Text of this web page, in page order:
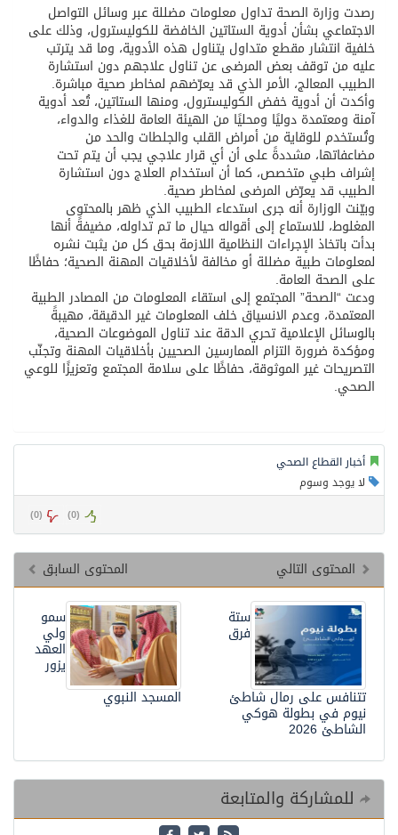
رصدت وزارة الصحة تداول معلومات مضللة عبر وسائل التواصل
الاجتماعي بشأن أدوية الستاتين الخافضة للكوليسترول، وذلك على
خلفية انتشار مقطع متداول يتناول هذه الأدوية، وما قد يترتب
عليه من توقف بعض المرضى عن تناول علاجهم دون استشارة
الطبيب المعالج، الأمر الذي قد يعرّضهم لمخاطر صحية مباشرة.
وأكدت أن أدوية خفض الكوليسترول، ومنها الستاتين، تُعد أدوية
آمنة ومعتمدة دوليًا ومحليًا من الهيئة العامة للغذاء والدواء،
وتُستخدم للوقاية من أمراض القلب والجلطات والحد من
مضاعفاتها، مشددةً على أن أي قرار علاجي يجب أن يتم تحت
إشراف طبي متخصص، كما أن استخدام العلاج دون استشارة
الطبيب قد يعرّض المرضى لمخاطر صحية.
وبيّنت الوزارة أنه جرى استدعاء الطبيب الذي ظهر بالمحتوى
المغلوط، للاستماع إلى أقواله حيال ما تم تداوله، مضيفةً أنها
بدأت باتخاذ الإجراءات النظامية اللازمة بحق كل من يثبت نشره
لمعلومات طبية مضللة أو مخالفة لأخلاقيات المهنة الصحية؛ حفاظًا
على الصحة العامة.
ودعت “الصحة” المجتمع إلى استقاء المعلومات من المصادر الطبية
المعتمدة، وعدم الانسياق خلف المعلومات غير الدقيقة، مهيبةً
بالوسائل الإعلامية تحري الدقة عند تناول الموضوعات الصحية،
ومؤكدة ضرورة التزام الممارسين الصحيين بأخلاقيات المهنة وتجنّب
التصريحات غير الموثوقة، حفاظًا على سلامة المجتمع وتعزيزًا للوعي
الصحي.
أخبار القطاع الصحي
لا يوجد وسوم
(
0
) (
0
)
المحتوى السابق
المحتوى التالي
سمو
ولي
العهد
يزور
المسجد النبوي
ستة
فرق
تتنافس على رمال شاطئ
نيوم في بطولة هوكي
الشاطئ 2026
للمشاركة والمتابعة